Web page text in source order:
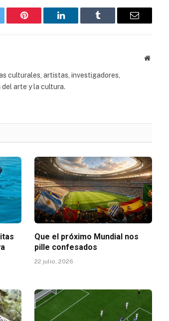
Pinterest LinkedIn Tumblr Email
Website
culturales, artistas, investigadores,
arte y la cultura.
Que el próximo Mundial nos
pille confesados
22 julio, 2026